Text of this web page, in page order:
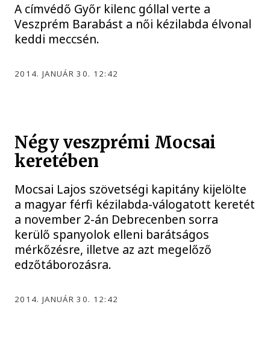
A címvédő Győr kilenc góllal verte a
Veszprém Barabást a női kézilabda élvonal
keddi meccsén.
2014. JANUÁR 30. 12:42
Négy veszprémi Mocsai
keretében
Mocsai Lajos szövetségi kapitány kijelölte
a magyar férfi kézilabda-válogatott keretét
a november 2-án Debrecenben sorra
kerülő spanyolok elleni barátságos
mérkőzésre, illetve az azt megelőző
edzőtáborozásra.
2014. JANUÁR 30. 12:42